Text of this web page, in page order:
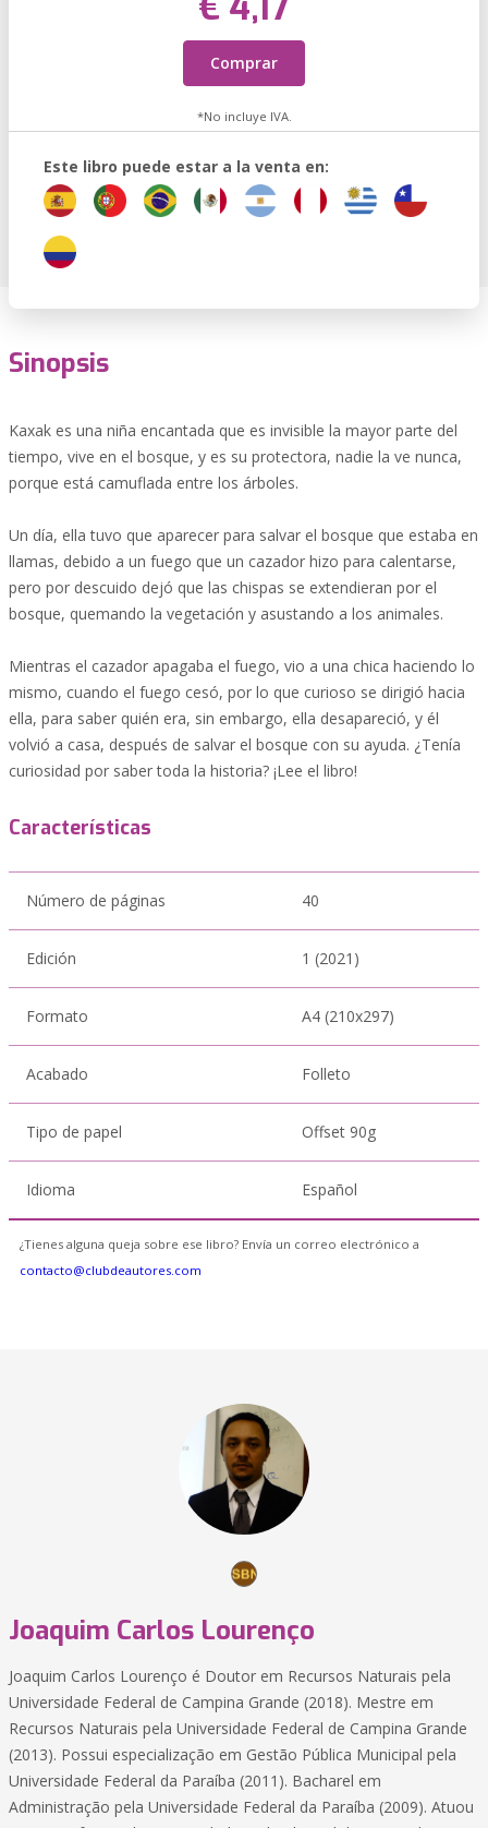
Comprar
*No incluye IVA.
Este libro puede estar a la venta en:
Sinopsis
Kaxak es una niña encantada que es invisible la mayor parte del
tiempo, vive en el bosque, y es su protectora, nadie la ve nunca,
porque está camuflada entre los árboles.
Un día, ella tuvo que aparecer para salvar el bosque que estaba en
llamas, debido a un fuego que un cazador hizo para calentarse,
pero por descuido dejó que las chispas se extendieran por el
bosque, quemando la vegetación y asustando a los animales.
Mientras el cazador apagaba el fuego, vio a una chica haciendo lo
mismo, cuando el fuego cesó, por lo que curioso se dirigió hacia
ella, para saber quién era, sin embargo, ella desapareció, y él
volvió a casa, después de salvar el bosque con su ayuda. ¿Tenía
curiosidad por saber toda la historia? ¡Lee el libro!
Características
Número de páginas 40
Edición 1 (2021)
Formato A4 (210x297)
Acabado Folleto
Tipo de papel Offset 90g
Idioma Español
¿Tienes alguna queja sobre ese libro? Envía un correo electrónico a
contacto@clubdeautores.com
Joaquim Carlos Lourenço
Joaquim Carlos Lourenço é Doutor em Recursos Naturais pela
Universidade Federal de Campina Grande (2018). Mestre em
Recursos Naturais pela Universidade Federal de Campina Grande
(2013). Possui especialização em Gestão Pública Municipal pela
Universidade Federal da Paraíba (2011). Bacharel em
Administração pela Universidade Federal da Paraíba (2009). Atuou